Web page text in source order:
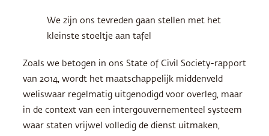
We zijn ons tevreden gaan stellen met het
kleinste stoeltje aan tafel
Zoals we betogen in ons State of Civil Society-rapport
van 2014, wordt het maatschappelijk middenveld
weliswaar regelmatig uitgenodigd voor overleg, maar
in de context van een intergouvernementeel systeem
waar staten vrijwel volledig de dienst uitmaken,